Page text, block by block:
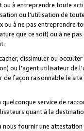
à entreprendre toute
ou l'utilisation de
ou à ne pas entreprendre
que ce soit) ou à ne
dissimuler ou
ou l'agent utilisateur
de façon raisonnable le
quelconque service de
quant à la
nous fournir une